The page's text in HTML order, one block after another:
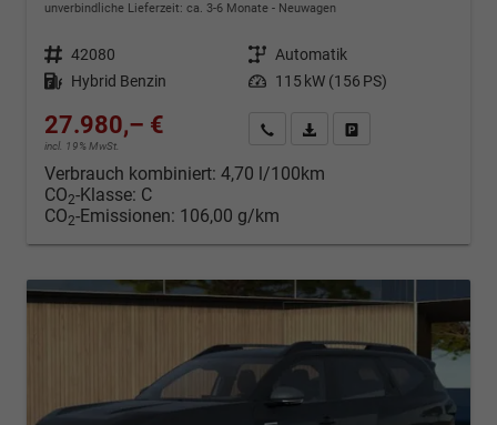
unverbindliche Lieferzeit: ca. 3-6 Monate Neuwagen
Fahrzeugnr. 42080 Getriebe Automatik
Kraftstoff Hybrid Benzin Leistung 115 kW (156 PS)
27.980,– €
incl. 19% MwSt.
Kontakt & Angebot anfordern
PDF-Datei, Fahrzeugexposé
Verbrauch kombiniert: 4,70 l/100km
CO2-Klasse: C
CO2-Emissionen: 106,00 g/km